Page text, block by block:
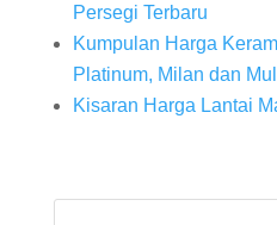
Persegi Terbaru
Kumpulan Harga
Platinum, Milan dan
Kisaran Harga Lantai